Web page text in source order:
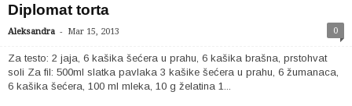
Diplomat torta
Aleksandra - Mar 15, 2013 0
Za testo: 2 jaja, 6 kašika šećera u prahu, 6 kašika brašna, prstohvat
soli Za fil: 500ml slatka pavlaka 3 kašike šećera u prahu, 6 žumanaca,
6 kašika šećera, 100 ml mleka, 10 g želatina 1...